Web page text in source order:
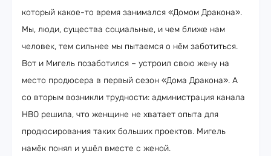
который какое-то время занимался «Домом Дракона».
Мы, люди, существа социальные, и чем ближе нам
человек, тем сильнее мы пытаемся о нём заботиться.
Вот и Мигель позаботился – устроил свою жену на
место продюсера в первый сезон «Дома Дракона». А
со вторым возникли трудности: администрация канала
HBO решила, что женщине не хватает опыта для
продюсирования таких больших проектов. Мигель
намёк понял и ушёл вместе с женой.